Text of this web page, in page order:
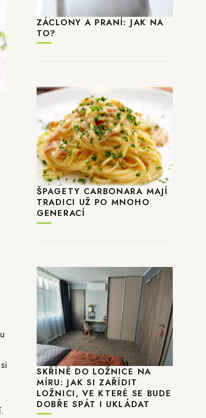
si
ZÁCLONY A PRANÍ: JAK NA
TO?
ŠPAGETY CARBONARA MAJÍ
TRADICI UŽ PO MNOHO
GENERACÍ
SKŘÍNĚ DO LOŽNICE NA
MÍRU: JAK SI ZAŘÍDIT
LOŽNICI, VE KTERÉ SE BUDE
DOBŘE SPÁT I UKLÁDAT